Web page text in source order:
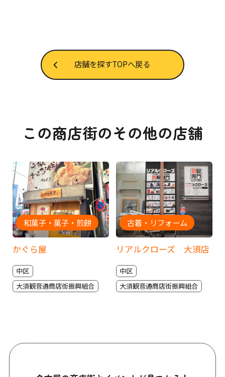
この商店街のその他の店舗
かぐら屋
和菓子・菓子・煎餅
中区
大須観音通商店街振興組合
リアルクローズ 大須店
古着・リフォーム
中区
大須観音通商店街振興組合